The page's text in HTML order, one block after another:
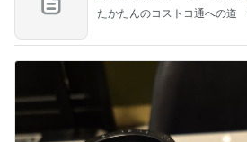
たかたんのコストコ通への道